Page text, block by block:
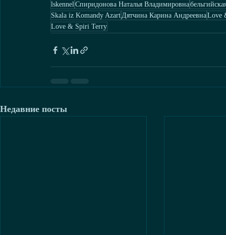
lskennelСпиридонова Наталья Владимировна
Skala iz Komandy AzartДятчина Карина АндреевнаLove
Love & Spiri Terry
Недавние посты